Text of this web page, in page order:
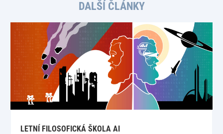
DALŠÍ ČLÁNKY
LETNÍ FILOSOFICKÁ ŠKOLA AI